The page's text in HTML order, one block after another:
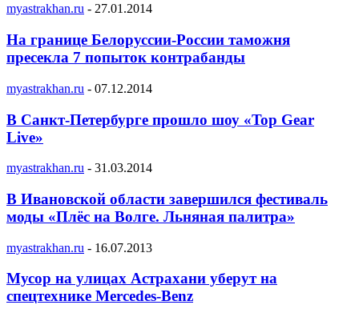
myastrakhan.ru - 27.01.2014
На границе Белоруссии-России таможня
пресекла 7 попыток контрабанды
myastrakhan.ru - 07.12.2014
В Санкт-Петербурге прошло шоу «Top Gear
Live»
myastrakhan.ru - 31.03.2014
В Ивановской области завершился фестиваль
моды «Плёс на Волге. Льняная палитра»
myastrakhan.ru - 16.07.2013
Мусор на улицах Астрахани уберут на
спецтехнике Mercedes-Benz